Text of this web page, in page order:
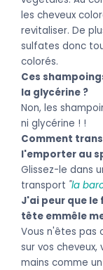
les cheveux
revitaliser. De
sulfates donc
colorés.
Ces
la glycérine ?
Non, les
ni glycérine ! !
Comment
l'emporter au
Glissez-le dans
transport "la
J'ai peur que
tête emmêle
Vous n'êtes
sur vos
mains comme